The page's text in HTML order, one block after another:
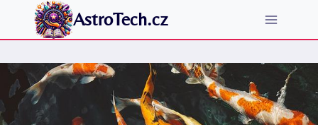
Přeskočit
AstroTech.cz